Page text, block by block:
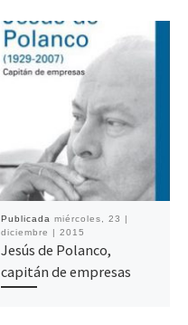
Publicada miércoles, 23 |
diciembre | 2015
Jesús de Polanco,
capitán de empresas